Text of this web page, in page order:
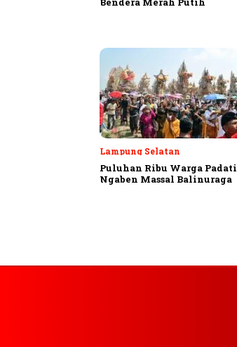
Lampung Selatan
Puluhan Ribu Warga Padati
Ngaben Massal Balinuraga